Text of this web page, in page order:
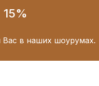
Вас в наших шоурумах.